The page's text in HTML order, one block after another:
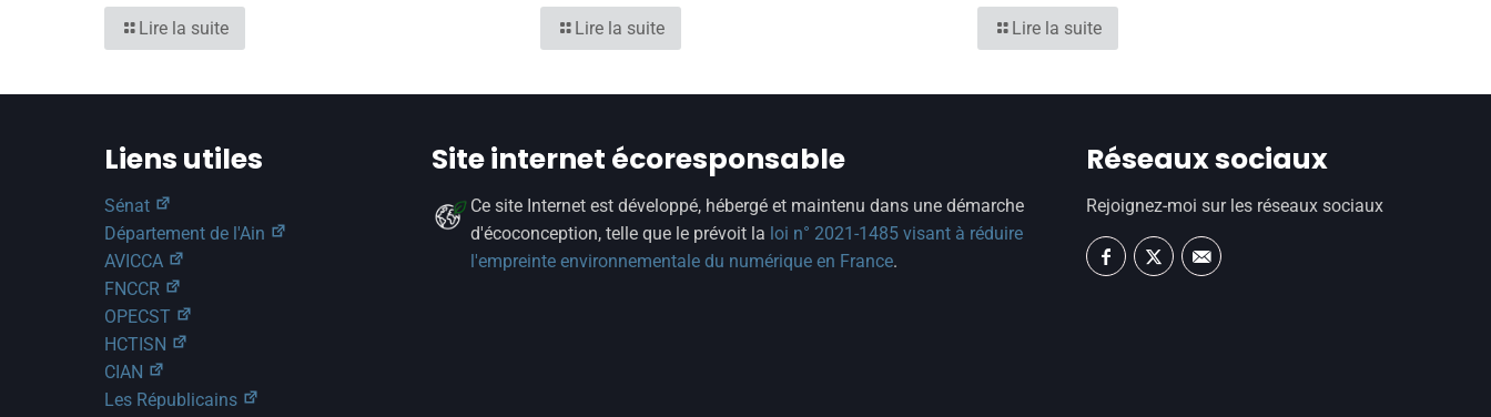
Lire la suite Lire la suite Lire la suite
Liens utiles
Sénat
Département de l'Ain
AVICCA
FNCCR
OPECST
HCTISN
CIAN
Les Républicains
Site internet écoresponsable
Ce site Internet est développé, hébergé et maintenu dans une démarche
d'écoconception, telle que le prévoit la loi n° 2021-1485 visant à réduire
l'empreinte environnementale du numérique en France.
Réseaux sociaux
Rejoignez-moi sur les réseaux sociaux